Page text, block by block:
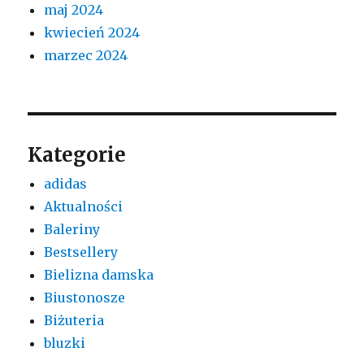
maj 2024
kwiecień 2024
marzec 2024
Kategorie
adidas
Aktualności
Baleriny
Bestsellery
Bielizna damska
Biustonosze
Biżuteria
bluzki